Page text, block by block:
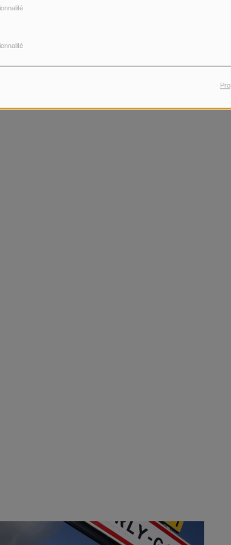
unis et vigilants face à la haine. Une enquête